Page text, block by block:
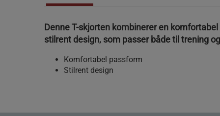
Denne T-skjorten kombinerer en
stilrent design, som passer både til trening
Komfortabel passform
Stilrent design